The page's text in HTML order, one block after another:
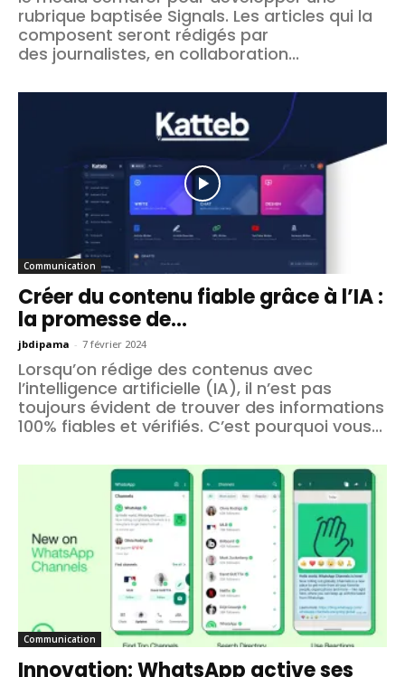
rubrique baptisée Signals. Les articles qui la
composent seront rédigés par
des journalistes, en collaboration...
Communication
Créer du contenu fiable grâce à l’IA :
la promesse de...
jbdipama - 7 février 2024
Lorsqu’on rédige des contenus avec
l’intelligence artificielle (IA), il n’est pas
toujours évident de trouver des informations
100% fiables et vérifiés. C’est pourquoi vous...
Communication
Innovation: WhatsApp active ses